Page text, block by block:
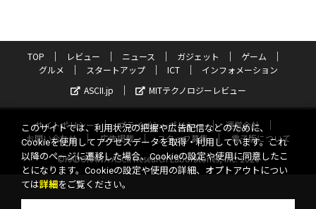
TOP レビュー ニュース ガジェット
ゲーム
グルメ
スタートアップ ICT
インフォメーション
ASCII.jp
MITテクノロジーレビュー
サイトポリシー プライバシーポリシー
運営会社
お問い合わせ
広告掲載 スタッフ募集
電子版について
©KADOKAWA ASCII Research Laboratories, Inc. 2026
このサイトでは、利用状況の把握や広告配信などのために、
Cookieを使用してアクセスデータを取得・利用しています。これ
以降のページに遷移した場合、Cookieの設定や使用に同意したこ
とになります。Cookieの設定や使用の詳細、オプトアウトについ
ては詳細 をご覧ください。